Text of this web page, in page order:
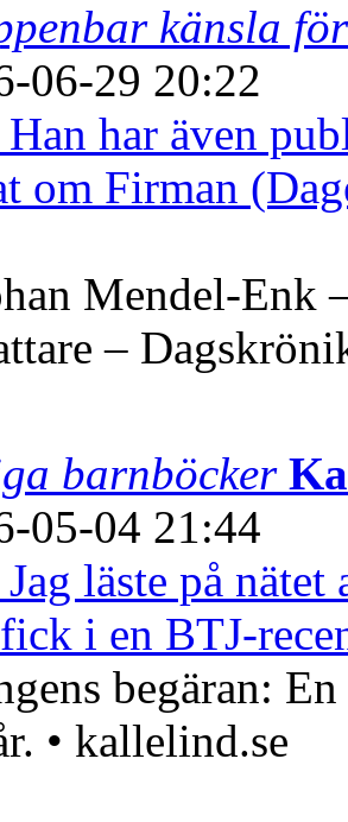
känsla
06-29 20:22
har även
om Firman
Mendel-Enk
–
barnböcker
05-04 21:44
läste på nätet
i en BTJ-
begäran:
• kallelind.se